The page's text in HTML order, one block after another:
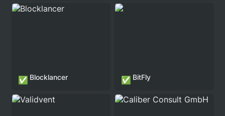
Blocklancer
✅ Blocklancer
BitFly
✅ BitFly
Validvent Caliber Consult GmbH